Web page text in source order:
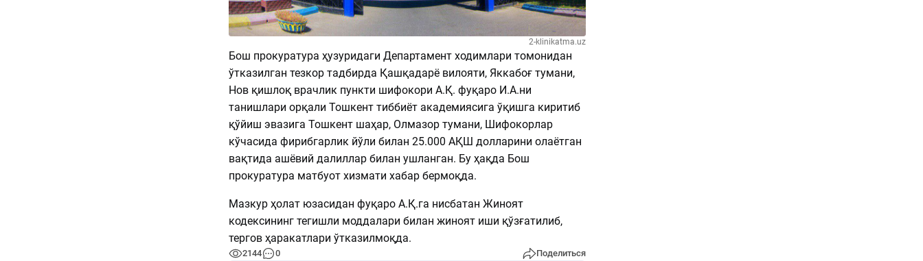
2-klinikatma.uz
Бош прокуратура ҳузуридаги Департамент ходимлари томонидан
ўтказилган тезкор тадбирда Қашқадарё вилояти, Яккабоғ тумани,
Нов қишлоқ врачлик пункти шифокори А.Қ. фуқаро И.А.ни
танишлари орқали Тошкент тиббиёт академиясига ўқишга киритиб
қўйиш эвазига Тошкент шаҳар, Олмазор тумани, Шифокорлар
кўчасида фирибгарлик йўли билан 25.000 АҚШ долларини олаётган
вақтида ашёвий далиллар билан ушланган. Бу ҳақда Бош
прокуратура матбуот хизмати хабар бермоқда.
Мазкур ҳолат юзасидан фуқаро А.Қ.га нисбатан Жиноят
кодексининг тегишли моддалари билан жиноят иши қўзғатилиб,
тергов ҳаракатлари ўтказилмоқда.
2144 0 Поделиться